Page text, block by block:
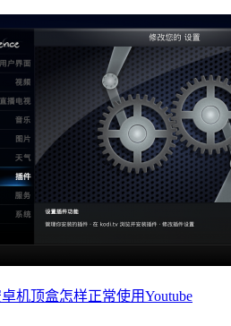
机顶盒怎样正常使用Youtube